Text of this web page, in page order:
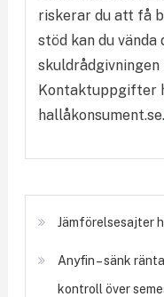
riskerar du att få
stöd kan du
skuldrådgivningen
Kontaktuppgifter
hallåkonsument.se.
Jämförelsesajter
Anyfin – sänk
kontroll över